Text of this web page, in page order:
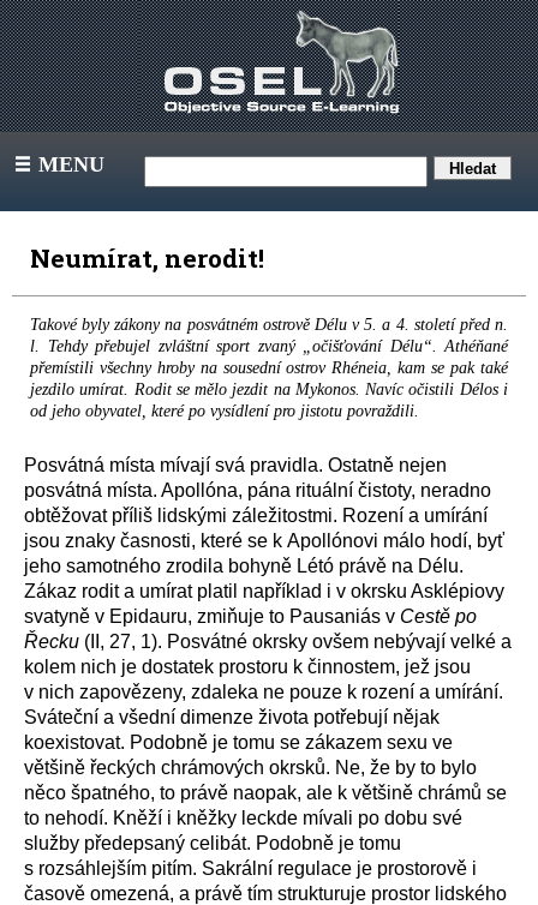
III MENU
Neumírat, nerodit!
Takové byly zákony na posvátném ostrově Délu v 5. a 4. století před n.
l. Tehdy přebujel zvláštní sport zvaný „očišťování Délu“. Athéňané
přemístili všechny hroby na sousední ostrov Rhéneia, kam se pak také
jezdilo umírat. Rodit se mělo jezdit na Mykonos. Navíc očistili Délos i
od jeho obyvatel, které po vysídlení pro jistotu povraždili.
Posvátná místa mívají svá pravidla. Ostatně nejen
posvátná místa. Apollóna, pána rituální čistoty, neradno
obtěžovat příliš lidskými záležitostmi. Rození a umírání
jsou znaky časnosti, které se k Apollónovi málo hodí, byť
jeho samotného zrodila bohyně Létó právě na Délu.
Zákaz rodit a umírat platil například i v okrsku Asklépiovy
svatyně v Epidauru, zmiňuje to Pausaniás v Cestě po
Řecku (II, 27, 1). Posvátné okrsky ovšem nebývají velké a
kolem nich je dostatek prostoru k činnostem, jež jsou
v nich zapovězeny, zdaleka ne pouze k rození a umírání.
Sváteční a všední dimenze života potřebují nějak
koexistovat. Podobně je tomu se zákazem sexu ve
většině řeckých chrámových okrsků. Ne, že by to bylo
něco špatného, to právě naopak, ale k většině chrámů se
to nehodí. Kněží i kněžky leckde mívali po dobu své
služby předepsaný celibát. Podobně je tomu
s rozsáhlejším pitím. Sakrální regulace je prostorově i
časově omezená, a právě tím strukturuje prostor lidského